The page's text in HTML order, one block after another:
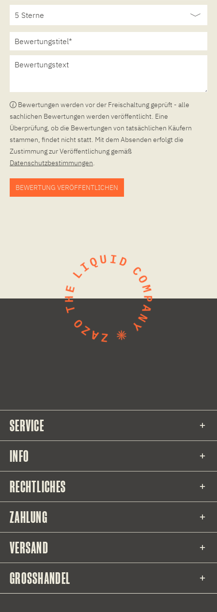
Bewertungen werden vor der Freischaltung geprüft - alle
sachlichen Bewertungen werden veröffentlicht. Eine
Überprüfung, ob die Bewertungen von tatsächlichen Käufern
stammen, findet nicht statt. Mit dem Absenden erfolgt die
Zustimmung zur Veröffentlichung gemäß
Datenschutzbestimmungen.
BEWERTUNG VERÖFFENTLICHEN
SERVICE
INFO
RECHTLICHES
ZAHLUNG
VERSAND
GROSSHANDEL